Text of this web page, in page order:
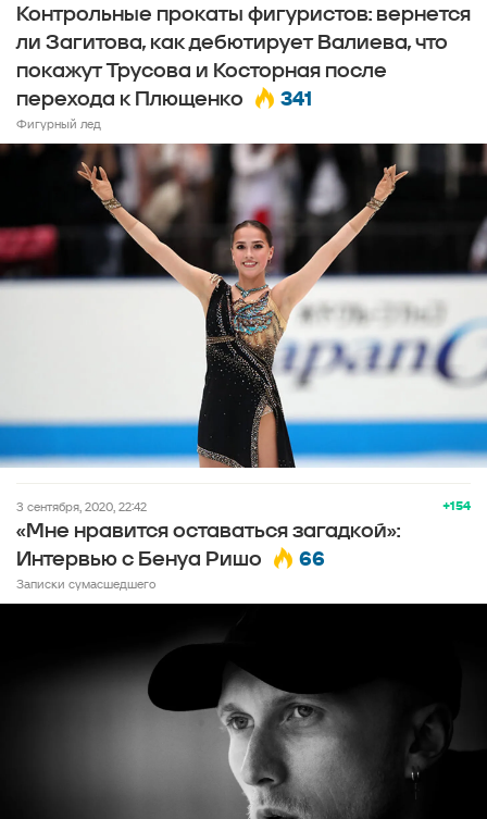
Контрольные прокаты фигуристов: вернется
ли Загитова, как дебютирует Валиева, что
покажут Трусова и Косторная после
перехода к Плющенко
341
Фигурный лед
+154
3 сентября, 2020, 22:42
«Мне нравится оставаться загадкой»:
Интервью с Бенуа Ришо
66
Записки сумасшедшего